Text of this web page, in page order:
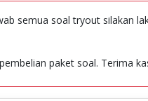
semua soal tryout silakan
paket soal. Terima